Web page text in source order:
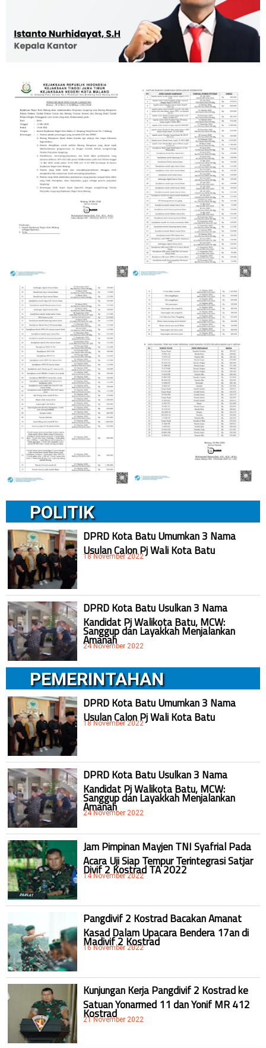
POLITIK
DPRD Kota Batu Umumkan 3 Nama
Usulan Calon Pj Wali Kota Batu
18 November 2022
DPRD Kota Batu Usulkan 3 Nama
Kandidat Pj Walikota Batu, MCW:
Sanggup dan Layakkah Menjalankan
Amanah
24 November 2022
PEMERINTAHAN
DPRD Kota Batu Umumkan 3 Nama
Usulan Calon Pj Wali Kota Batu
18 November 2022
DPRD Kota Batu Usulkan 3 Nama
Kandidat Pj Walikota Batu, MCW:
Sanggup dan Layakkah Menjalankan
Amanah
24 November 2022
Jam Pimpinan Mayjen TNI Syafrial Pada
Acara Uji Siap Tempur Terintegrasi Satjar
Divif 2 Kostrad TA 2022
14 November 2022
Pangdivif 2 Kostrad Bacakan Amanat
Kasad Dalam Upacara Bendera 17an di
Madivif 2 Kostrad
16 November 2022
Kunjungan Kerja Pangdivif 2 Kostrad ke
Satuan Yonarmed 11 dan Yonif MR 412
Kostrad
21 November 2022